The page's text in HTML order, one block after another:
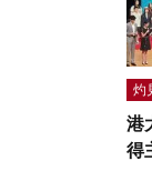
灼
港
得